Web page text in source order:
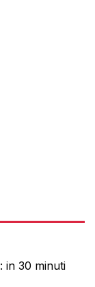
in 30 minuti